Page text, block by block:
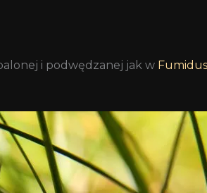
i podwędzanej jak w